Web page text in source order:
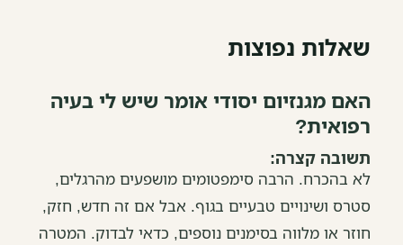
שאלות נפוצות
האם מגנזיום יסודי אומר שיש לי בעיה
רפואית?
תשובה קצרה:
לא בהכרח. הרבה סימפטומים מושפעים מהרגלים,
סטרס ושינויים טבעיים בגוף. אבל אם זה חדש, חזק,
חוזר או מלווה בסימנים נוספים, כדאי לבדוק. המטרה